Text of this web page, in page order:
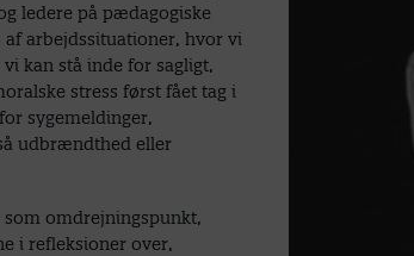
ledere på pædagogiske
arbejdssituationer, hvor vi
kan stå inde for sagligt,
stress først fået tag i
sygemeldinger,
udbrændthed eller
omdrejningspunkt,
i refleksioner over,